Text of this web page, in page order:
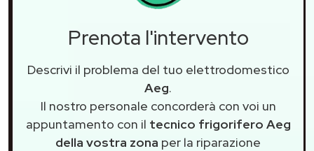
Prenota l'intervento
Descrivi il problema del tuo elettrodomestico
Aeg.
Il nostro personale concorderà con voi un
appuntamento con il tecnico frigorifero Aeg
della vostra zona per la riparazione